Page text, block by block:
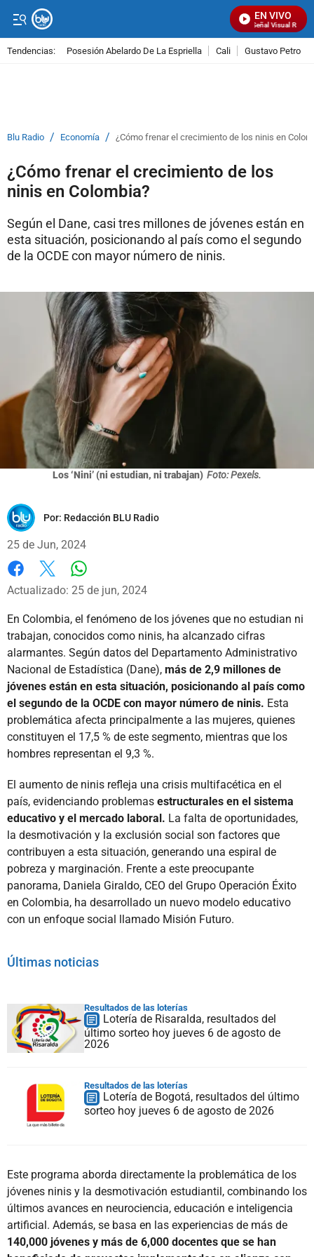
EN VIVO
Señal Visual Radio
Tendencias: Posesión Abelardo De La Espriella Cali Gustavo Petro
Blu Radio / Economía / ¿Cómo frenar el crecimiento de los ninis en
¿Cómo frenar el crecimiento de los
ninis en Colombia?
Según el Dane, casi tres millones de jóvenes están en
esta situación, posicionando al país como el segundo
de la OCDE con mayor número de ninis.
Los ‘Nini’ (ni estudian, ni trabajan) Foto: Pexels.
Por: Redacción BLU Radio
25 de Jun, 2024
Facebook
X
Actualizado: 25 de jun, 2024
En Colombia, el fenómeno de los jóvenes que no estudian ni
trabajan, conocidos como ninis, ha alcanzado cifras
alarmantes. Según datos del Departamento Administrativo
Nacional de Estadística (Dane), más de 2,9 millones de
jóvenes están en esta situación, posicionando al país como
el segundo de la OCDE con mayor número de ninis. Esta
problemática afecta principalmente a las mujeres, quienes
constituyen el 17,5 % de este segmento, mientras que los
hombres representan el 9,3 %.
El aumento de ninis refleja una crisis multifacética en el
país, evidenciando problemas estructurales en el sistema
educativo y el mercado laboral. La falta de oportunidades,
la desmotivación y la exclusión social son factores que
contribuyen a esta situación, generando una espiral de
pobreza y marginación. Frente a este preocupante
panorama, Daniela Giraldo, CEO del Grupo Operación Éxito
en Colombia, ha desarrollado un nuevo modelo educativo
con un enfoque social llamado Misión Futuro.
Últimas noticias
Resultados de las loterías
Lotería de Risaralda, resultados del
último sorteo hoy jueves 6 de agosto de
2026
Resultados de las loterías
Lotería de Bogotá, resultados del último
sorteo hoy jueves 6 de agosto de 2026
Este programa aborda directamente la problemática de los
jóvenes ninis y la desmotivación estudiantil, combinando los
últimos avances en neurociencia, educación e inteligencia
artificial. Además, se basa en las experiencias de más de
140,000 jóvenes y más de 6,000 docentes que se han